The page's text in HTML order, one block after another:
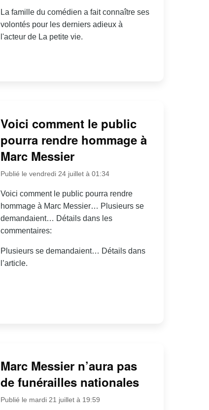
La famille du comédien a fait connaître ses
volontés pour les derniers adieux à
l'acteur de La petite vie.
Voici comment le public
pourra rendre hommage à
Marc Messier
Publié le vendredi 24 juillet à 01:34
Voici comment le public pourra rendre
hommage à Marc Messier… Plusieurs se
demandaient… Détails dans les
commentaires:
Plusieurs se demandaient… Détails dans
l’article.
Marc Messier n’aura pas
de funérailles nationales
Publié le mardi 21 juillet à 19:59